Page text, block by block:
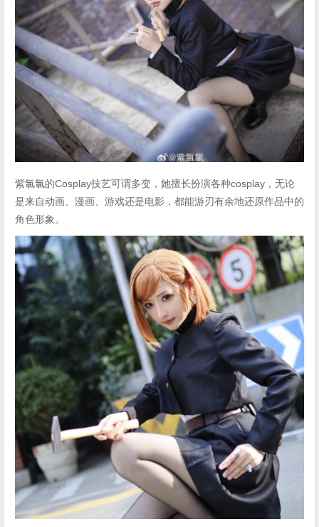
紫氯氯的Cosplay技艺可谓多变，她擅长扮演各种cosplay，无论
是来自动画、漫画、游戏还是电影，都能游刃有余地还原作品中的
角色形象。